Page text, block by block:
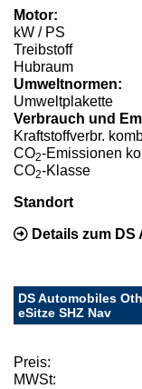
Motor:
kW / PS
Treibstoff
Hubraum
Umweltnormen:
Umweltplakette
Verbrauch und
Kraftstoffverbr.
CO2-Emissionen
CO2-Klasse
Standort
Details zum
DS Automobiles
eSitze SHZ Nav
Preis:
MWSt: